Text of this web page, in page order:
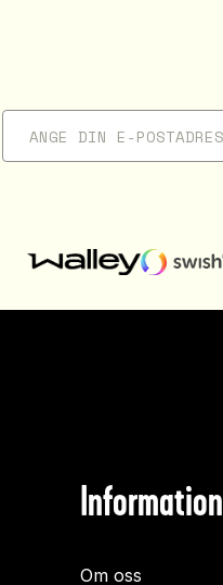
Information
Om oss